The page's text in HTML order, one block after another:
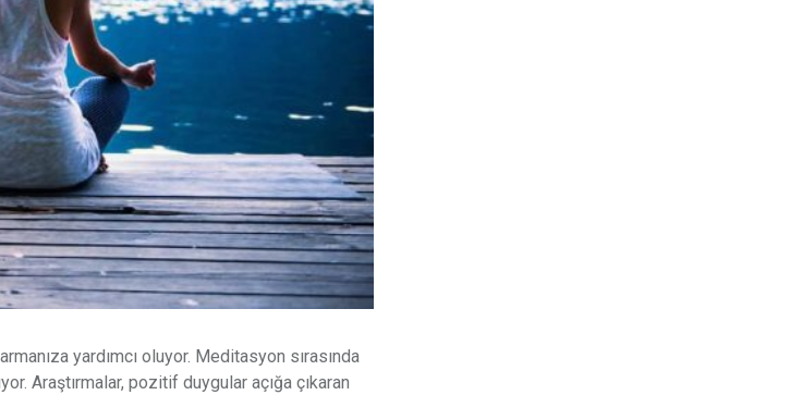
yardımcı oluyor. Meditasyon sırasında
Araştırmalar, pozitif duygular açığa çıkaran